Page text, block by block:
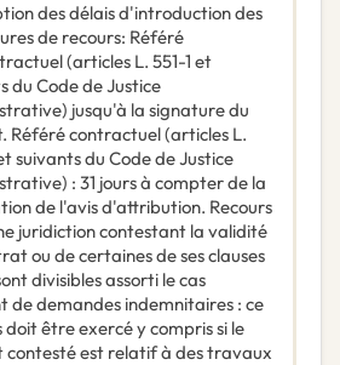
des délais d'introduction des
de recours: Référé
(articles L. 551-1 et
du Code de Justice
jusqu'à la signature du
Référé contractuel (articles L.
suivants du Code de Justice
: 31 jours à compter de la
de l'avis d'attribution. Recours
juridiction contestant la validité
ou de certaines de ses clauses
divisibles assorti le cas
de demandes indemnitaires : ce
doit être exercé y compris si le
est relatif à des travaux